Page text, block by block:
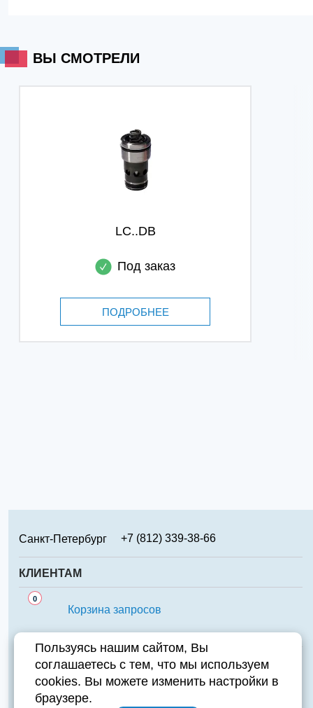
Пользуясь нашим сайтом, Вы
соглашаетесь с тем, что мы используем
cookies. Вы можете изменить настройки в
браузере.
ВЫ СМОТРЕЛИ
LC..DB
Под заказ
ПОДРОБНЕЕ
Санкт-Петербург
+7 (812) 339-38-66
Москва
+7 (499) 346-65-02
Краснодар
Челябинск
+7 (351) 711-15-87
Екатеринбург
+7 (343) 226-97-23
Самара
КЛИЕНТАМ
Сервис
Аналоги
Контакты
Компания
0
Корзина запросов
Адрес: 196084, Санкт-Петербург, ул. Парковая д.6А